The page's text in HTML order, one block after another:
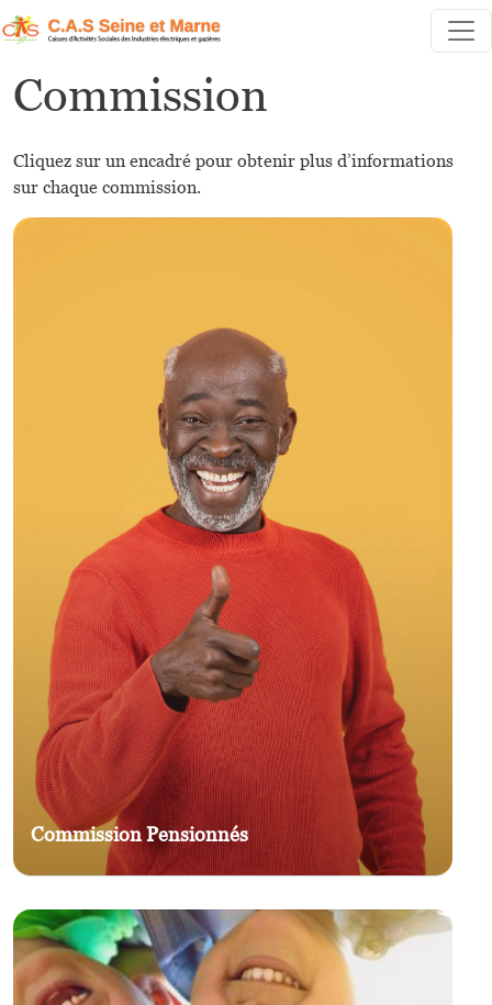
Aller au contenu principal
Commission
Cliquez sur un encadré pour obtenir plus d’informations
sur chaque commission.
Commission Pensionnés